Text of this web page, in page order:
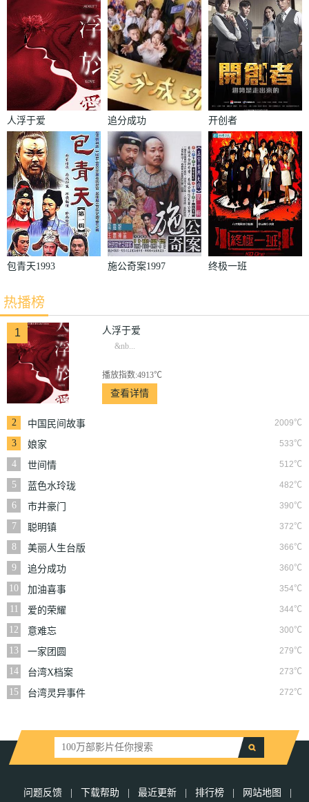
人浮于爱 追分成功 开创者
包青天1993 施公奇案1997 终极一班
热播榜
1 人浮于爱
&nb...
播放指数:4913℃
查看详情
2 2009℃
中国民间故事
3
533℃
娘家
4
512℃
世间情
5
482℃
蓝色水玲珑
6
390℃
市井豪门
7
372℃
聪明镇
8
366℃
美丽人生台版
9
360℃
追分成功
10
354℃
加油喜事
11
344℃
爱的荣耀
12
300℃
意难忘
13
279℃
一家团圆
14
273℃
台湾X档案
15
272℃
台湾灵异事件
问题反馈 下载帮助 最近更新 排行榜 网站地图